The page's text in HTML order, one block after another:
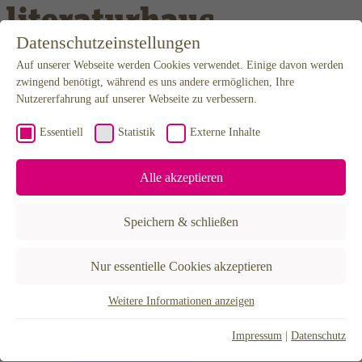
Weiter zum Inhalt
Programm
Kalender
Karten
Newsletter
Anfahrt
Mediathek
Projekte
Hannah Arendt Stipendium
Literatur in Niedersachsen
30X – Eine Stadt erzählen
Datenschutzeinstellungen
Auf unserer Webseite werden Cookies verwendet. Einige davon werden
zwingend benötigt, während es uns andere ermöglichen, Ihre
Nutzererfahrung auf unserer Webseite zu verbessern.
Essentiell Statistik Externe Inhalte
Alle akzeptieren
Speichern & schließen
Nur essentielle Cookies akzeptieren
Essentielle Cookies werden für grundlegende Funktionen der
Weitere Informationen anzeigen
Impressum Datenschutz